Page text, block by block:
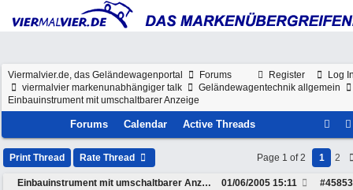
Register Log
Viermalvier.de, das Geländewagenportal
Forums
viermalvier markenunabhängiger talk
Geländewagentechnik allgemein
Einbauinstrument mit umschaltbarer Anzeige
Forums Calendar Active Threads
Print Thread Rate Thread Page 1 of 2 1 2
Einbauinstrument mit umschaltbarer Anzeige #45853
01/06/2005 15:11